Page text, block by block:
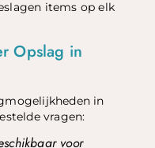
items op elk
Opslag in
in
vragen:
voor